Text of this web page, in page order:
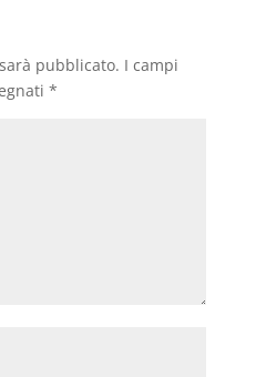
pubblicato. I campi
*